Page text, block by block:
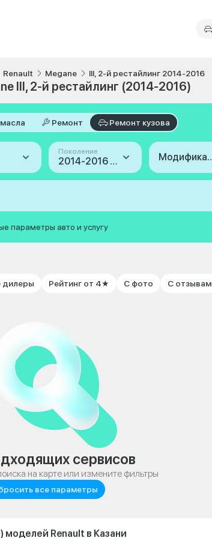
Renault Megane III, 2-й рестайлинг 2014-2016
III, 2-й рестайлинг (2014-2016)
Ремонт Ремонт кузова
Поколение
2014-2016 (III, 2-й рестайлинг)
параметры авто и услугу
дилеры Рейтинг от 4★ С фото С
сервисов
на карте или измените фильтры
все параметры
Renault в Казани